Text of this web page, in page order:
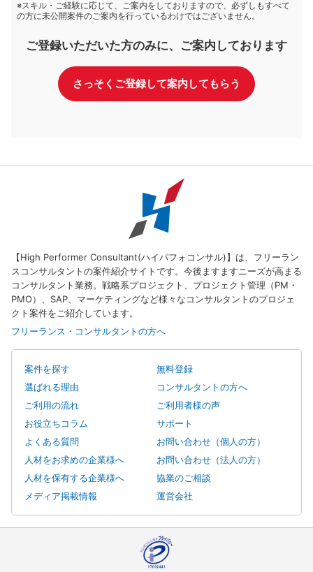
※スキル・ご経験に応じて、ご案内をしておりますので、必ずしもすべて
の方に未公開案件のご案内を行っているわけではございません。
ご登録いただいた方のみに、ご案内しております
さっそくご登録して案内してもらう
【High Performer Consultant(ハイパフォコンサル)】は、フリーラン
スコンサルタントの案件紹介サイトです。今後ますますニーズが高まる
コンサルタント業務。戦略系プロジェクト、プロジェクト管理（PM・
PMO）、SAP、マーケティングなど様々なコンサルタントのプロジェ
クト案件をご紹介しています。
フリーランス・コンサルタントの方へ
案件を探す
無料登録
選ばれる理由
コンサルタントの方へ
ご利用の流れ
ご利用者様の声
お役立ちコラム
サポート
よくある質問
お問い合わせ（個人の方）
人材をお求めの企業様へ
お問い合わせ（法人の方）
人材を保有する企業様へ
協業のご相談
メディア掲載情報
運営会社